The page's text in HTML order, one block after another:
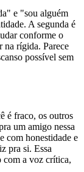
e "sou alguém
A segunda é
conforme o
na rígida. Parece
possível sem
é fraco, os outros
um amigo nessa
com honestidade e
pra si. Essa
com a voz crítica,